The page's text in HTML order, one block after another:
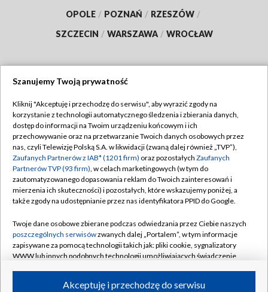
OPOLE / POZNAŃ / RZESZÓW /
SZCZECIN / WARSZAWA / WROCŁAW
TVP
Abonament TVP
Emisja w TVP
Centrum informacji TVP
Naziemna Telewizja Cyfrowa
Rada Programowa
System NOS
Informacje o nadawcy
Regulamin TVP
Polityka prywatności
Moje zgody
Pomoc
Kontakt
Kanały
Szanujemy Twoją prywatność
Kliknij "Akceptuję i przechodzę do serwisu", aby wyrazić zgody na
korzystanie z technologii automatycznego śledzenia i zbierania danych,
dostęp do informacji na Twoim urządzeniu końcowym i ich
przechowywanie oraz na przetwarzanie Twoich danych osobowych przez
nas, czyli Telewizję Polską S.A. w likwidacji (zwaną dalej również „TVP”),
Zaufanych Partnerów z IAB* (1201 firm) oraz pozostałych Zaufanych
Partnerów TVP (93 firm), w celach marketingowych (w tym do
zautomatyzowanego dopasowania reklam do Twoich zainteresowań i
mierzenia ich skuteczności) i pozostałych, które wskazujemy poniżej, a
także zgody na udostępnianie przez nas identyfikatora PPID do Google.
Twoje dane osobowe zbierane podczas odwiedzania przez Ciebie naszych
poszczególnych serwisówzwanych dalej „Portalem”, w tym informacje
zapisywane za pomocą technologii takich jak: pliki cookie, sygnalizatory
WWW lub innych podobnych technologii umożliwiających świadczenie
ruchu w Internecie.Akceptuję i przechodzę do serwisu